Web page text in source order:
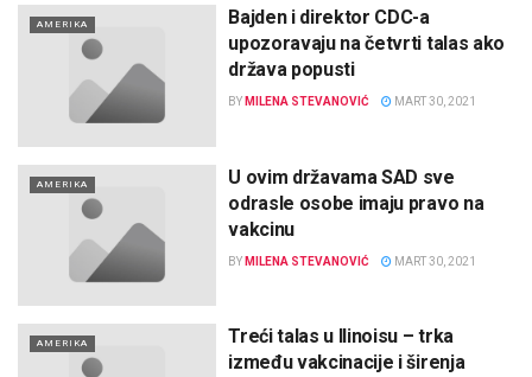
AMERIKA
Bajden i direktor CDC-a
upozoravaju na četvrti talas ako
država popusti
BY MILENA STEVANOVIĆ MART 30, 2021
AMERIKA
U ovim državama SAD sve
odrasle osobe imaju pravo na
vakcinu
BY MILENA STEVANOVIĆ MART 30, 2021
AMERIKA
Treći talas u Ilinoisu – trka
između vakcinacije i širenja